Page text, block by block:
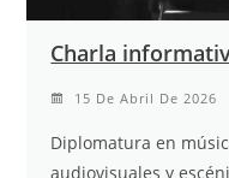
Charla
15 De Abril De 2026
Diplomatura en
audiovisuales y